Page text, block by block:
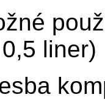
liner)